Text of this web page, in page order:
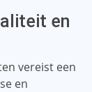
en
vereist een
en